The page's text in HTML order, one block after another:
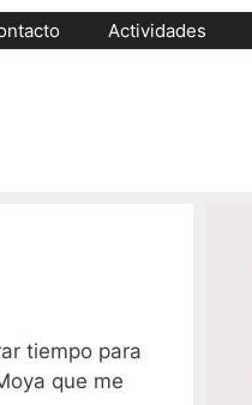
Actividades
tiempo para
que me